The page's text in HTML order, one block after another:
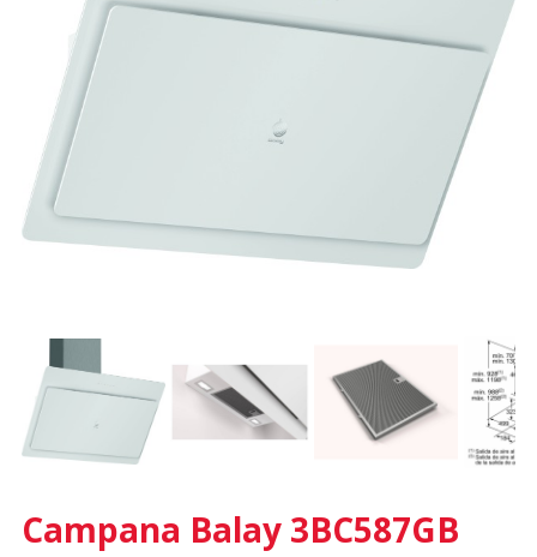
Campana Balay 3BC587GB